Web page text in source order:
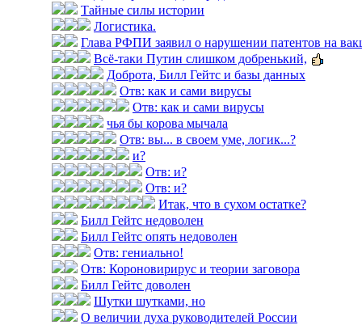
Тайные силы истории
Логистика.
Глава РФПИ заявил о нарушении патентов на
Всё-таки Путин слишком добренький,
Доброта, Билл Гейтс и базы данных
Отв: как и сами вирусы
Отв: как и сами вирусы
чья бы корова мычала
Отв: вы... в своем уме, логик...?
и?
Отв: и?
Отв: и?
Итак, что в сухом остатке?
Билл Гейтс недоволен
Билл Гейтс опять недоволен
Отв: гениально!
Отв: Короновирирус и теории заговора
Билл Гейтс доволен
Шутки шутками, но
О величии духа руководителей России